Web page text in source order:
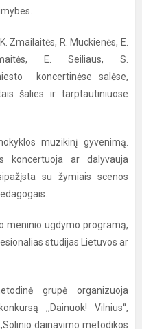
R. Muckienės, E.
E. Seiliaus, S.
koncertinėse salėse,
šalies ir tarptautiniuose
muzikinį gyvenimą.
koncertuoja ar dalyvauja
su žymiais scenos
meninio ugdymo programą,
studijas Lietuvos ar
grupė organizuoja
,,Dainuok! Vilnius“,
dainavimo metodikos